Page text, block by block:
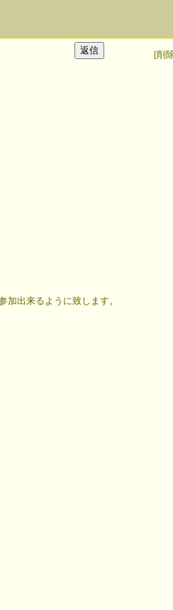
[削
出来るように致します。